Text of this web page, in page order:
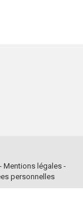
Mentions légales -
personnelles